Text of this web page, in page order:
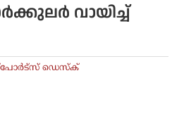
വായിച്ച്
ഡെസ്‌ക്